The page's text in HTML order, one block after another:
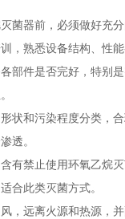
菌器前，必须做好充分
，熟悉设备结构、性能
部件是否完好，特别
状和污染程度分类，
透。
有禁止使用环氧乙烷
合此类灭菌方式。
，远离火源和热源，